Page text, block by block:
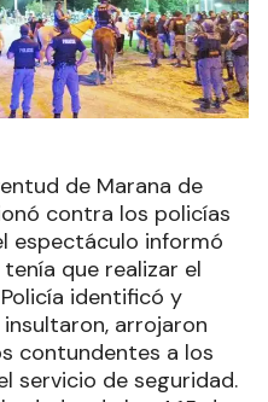
de Marana de
contra los policías
espectáculo informó
que realizar el
identificó y
arrojaron
contundentes a los
servicio de seguridad.